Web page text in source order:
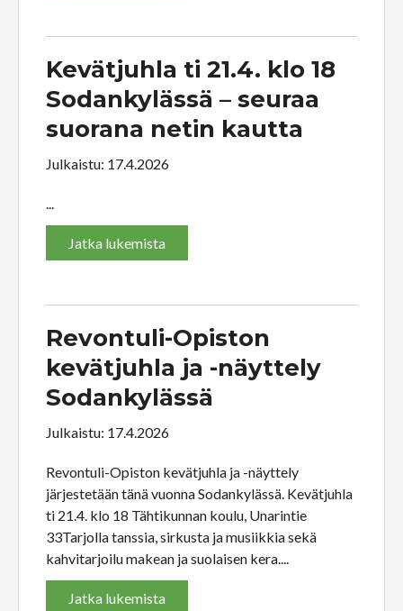
Kevätjuhla ti 21.4. klo 18
Sodankylässä – seuraa
suorana netin kautta
Julkaistu: 17.4.2026
...
Jatka lukemista
Revontuli-Opiston
kevätjuhla ja -näyttely
Sodankylässä
Julkaistu: 17.4.2026
Revontuli-Opiston kevätjuhla ja -näyttely
järjestetään tänä vuonna Sodankylässä. Kevätjuhla
ti 21.4. klo 18 Tähtikunnan koulu, Unarintie
33Tarjolla tanssia, sirkusta ja musiikkia sekä
kahvitarjoilu makean ja suolaisen kera....
Jatka lukemista